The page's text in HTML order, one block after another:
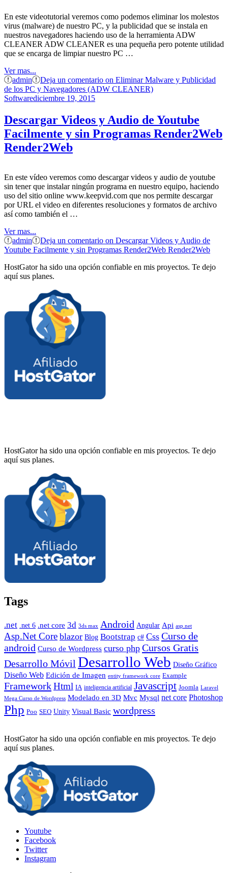
En este videotutorial veremos como podemos eliminar los molestos
virus (malware) de nuestro PC, y la publicidad que se instala en
nuestros navegadores haciendo uso de la herramienta ADW
CLEANER ADW CLEANER es una pequeña pero potente utilidad
que se encarga de limpiar nuestro PC …
Ver mas...
admin
Deja un comentario on Eliminar Malware y Publicidad
de los PC y Navegadores (ADW CLEANER)
Softwarediciembre 19, 2015
Descargar Videos y Audio de Youtube
Facilmente y sin Programas Render2Web
Render2Web
En este vídeo veremos como descargar videos y audio de youtube
sin tener que instalar ningún programa en nuestro equipo, haciendo
uso del sitio online www.keepvid.com que nos permite descargar
por URL el video en diferentes resoluciones y formatos de archivo
así como también el …
Ver mas...
admin
Deja un comentario on Descargar Videos y Audio de
Youtube Facilmente y sin Programas Render2Web Render2Web
HostGator ha sido una opción confiable en mis proyectos. Te dejo
aquí sus planes.
HostGator ha sido una opción confiable en mis proyectos. Te dejo
aquí sus planes.
Tags
.net .net 6 .net core 3d 3ds max Android Angular Api asp.net
Asp.Net Core blazor Blog Bootstrap c# Css Curso de
android Curso de Wordpress curso php Cursos Gratis
Desarrollo Móvil Desarrollo Web Diseño Gráfico
Diseño Web Edición de Imagen entity framework core Example
FrameworkHtml IA inteligencia artificial Javascript Joomla Laravel
Mega Curso de Wordpress Modelado en 3D Mvc Mysql net core Photoshop
Php Poo SEO Unity Visual Basic wordpress
HostGator ha sido una opción confiable en mis proyectos. Te dejo
aquí sus planes.
Youtube
Facebook
Twitter
Instagram